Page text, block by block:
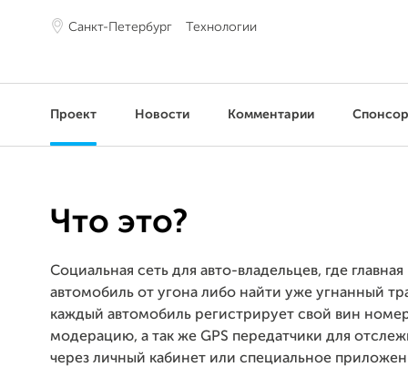
Санкт-Петербург Технологии
Проект Новости Комментарии
Что это?
Социальная сеть для авто-владельцев, где
автомобиль от угона либо найти уже угнанный
каждый автомобиль регистрирует свой вин
модерацию, а так же GPS передатчики для
через личный кабинет или специальное